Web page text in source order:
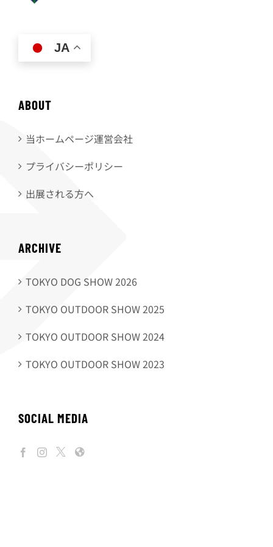
JA
ABOUT
当ホームページ運営会社
プライバシーポリシー
出展される方へ
ARCHIVE
TOKYO DOG SHOW 2026
TOKYO OUTDOOR SHOW 2025
TOKYO OUTDOOR SHOW 2024
TOKYO OUTDOOR SHOW 2023
SOCIAL MEDIA